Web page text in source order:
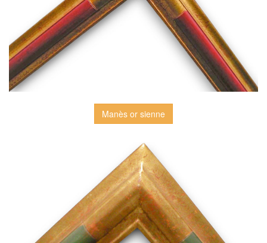
Manès or sienne